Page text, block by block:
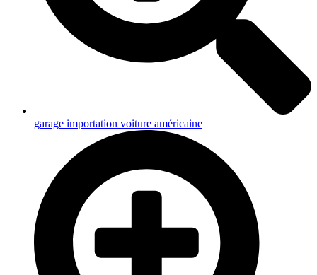
garage importation voiture américaine